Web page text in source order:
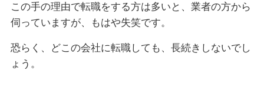
この手の理由で転職をする方は多いと、業者の方から
伺っていますが、もはや失笑です。
恐らく、どこの会社に転職しても、長続きしないでし
ょう。